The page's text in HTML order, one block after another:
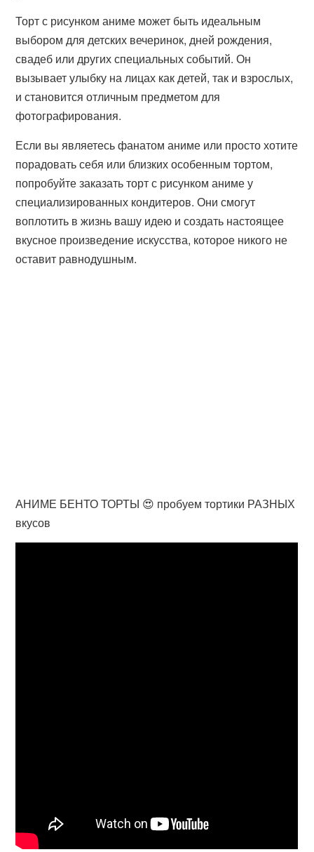
Торт с рисунком аниме может быть идеальным
выбором для детских вечеринок, дней рождения,
свадеб или других специальных событий. Он
вызывает улыбку на лицах как детей, так и взрослых,
и становится отличным предметом для
фотографирования.
Если вы являетесь фанатом аниме или просто хотите
порадовать себя или близких особенным тортом,
попробуйте заказать торт с рисунком аниме у
специализированных кондитеров. Они смогут
воплотить в жизнь вашу идею и создать настоящее
вкусное произведение искусства, которое никого не
оставит равнодушным.
АНИМЕ БЕНТО ТОРТЫ 😍 пробуем тортики РАЗНЫХ
вкусов